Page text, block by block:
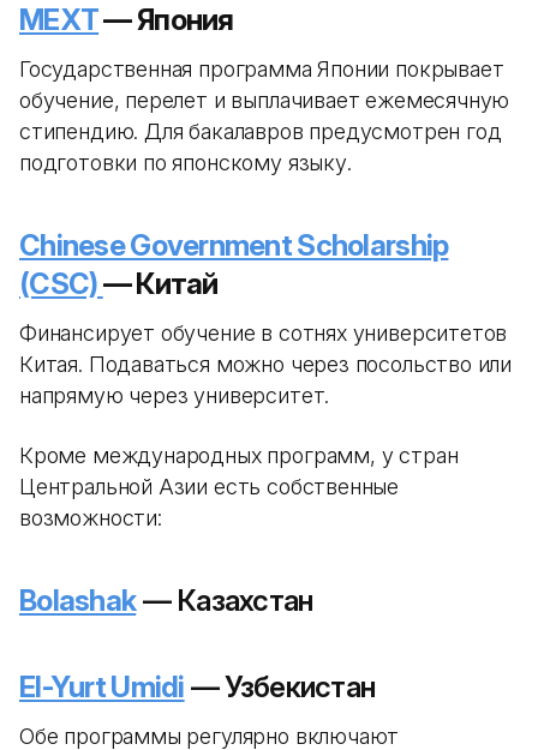
MEXT— Япония
Государственная программа Японии покрывает
обучение, перелет и выплачивает ежемесячную
стипендию. Для бакалавров предусмотрен год
подготовки по японскому языку.
Chinese Government Scholarship
(CSC)— Китай
Финансирует обучение в сотнях университетов
Китая. Подаваться можно через посольство или
напрямую через университет.
Кроме международных программ, у стран
Центральной Азии есть собственные
возможности:
Bolashak— Казахстан
El-Yurt Umidi — Узбекистан
Обе программы регулярно включают